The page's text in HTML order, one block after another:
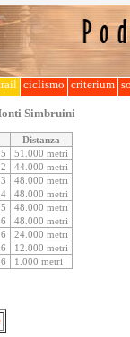
ciclismo criterium
Simbruini
Distanza
51.000 metri
44.000 metri
48.000 metri
48.000 metri
48.000 metri
48.000 metri
24.000 metri
12.000 metri
1.000 metri